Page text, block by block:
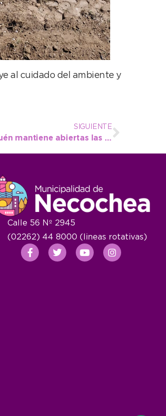
al cuidado del ambiente y
SIGUIENTE
La Escuela Municipal de Artes de Quequén mantiene abiertas las inscripciones para sus talleres 2026
Calle 56 Nº 2945
(02262) 44 8000 (lineas rotativas)